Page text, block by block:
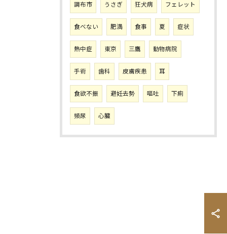
調布市 うさぎ 狂犬病 フェレット
食べない 肥満 食事 夏 症状
熱中症 東京 三鷹 動物病院
手術 歯科 皮膚疾患 耳
食欲不振 避妊去勢 嘔吐 下痢
頻尿 心臓